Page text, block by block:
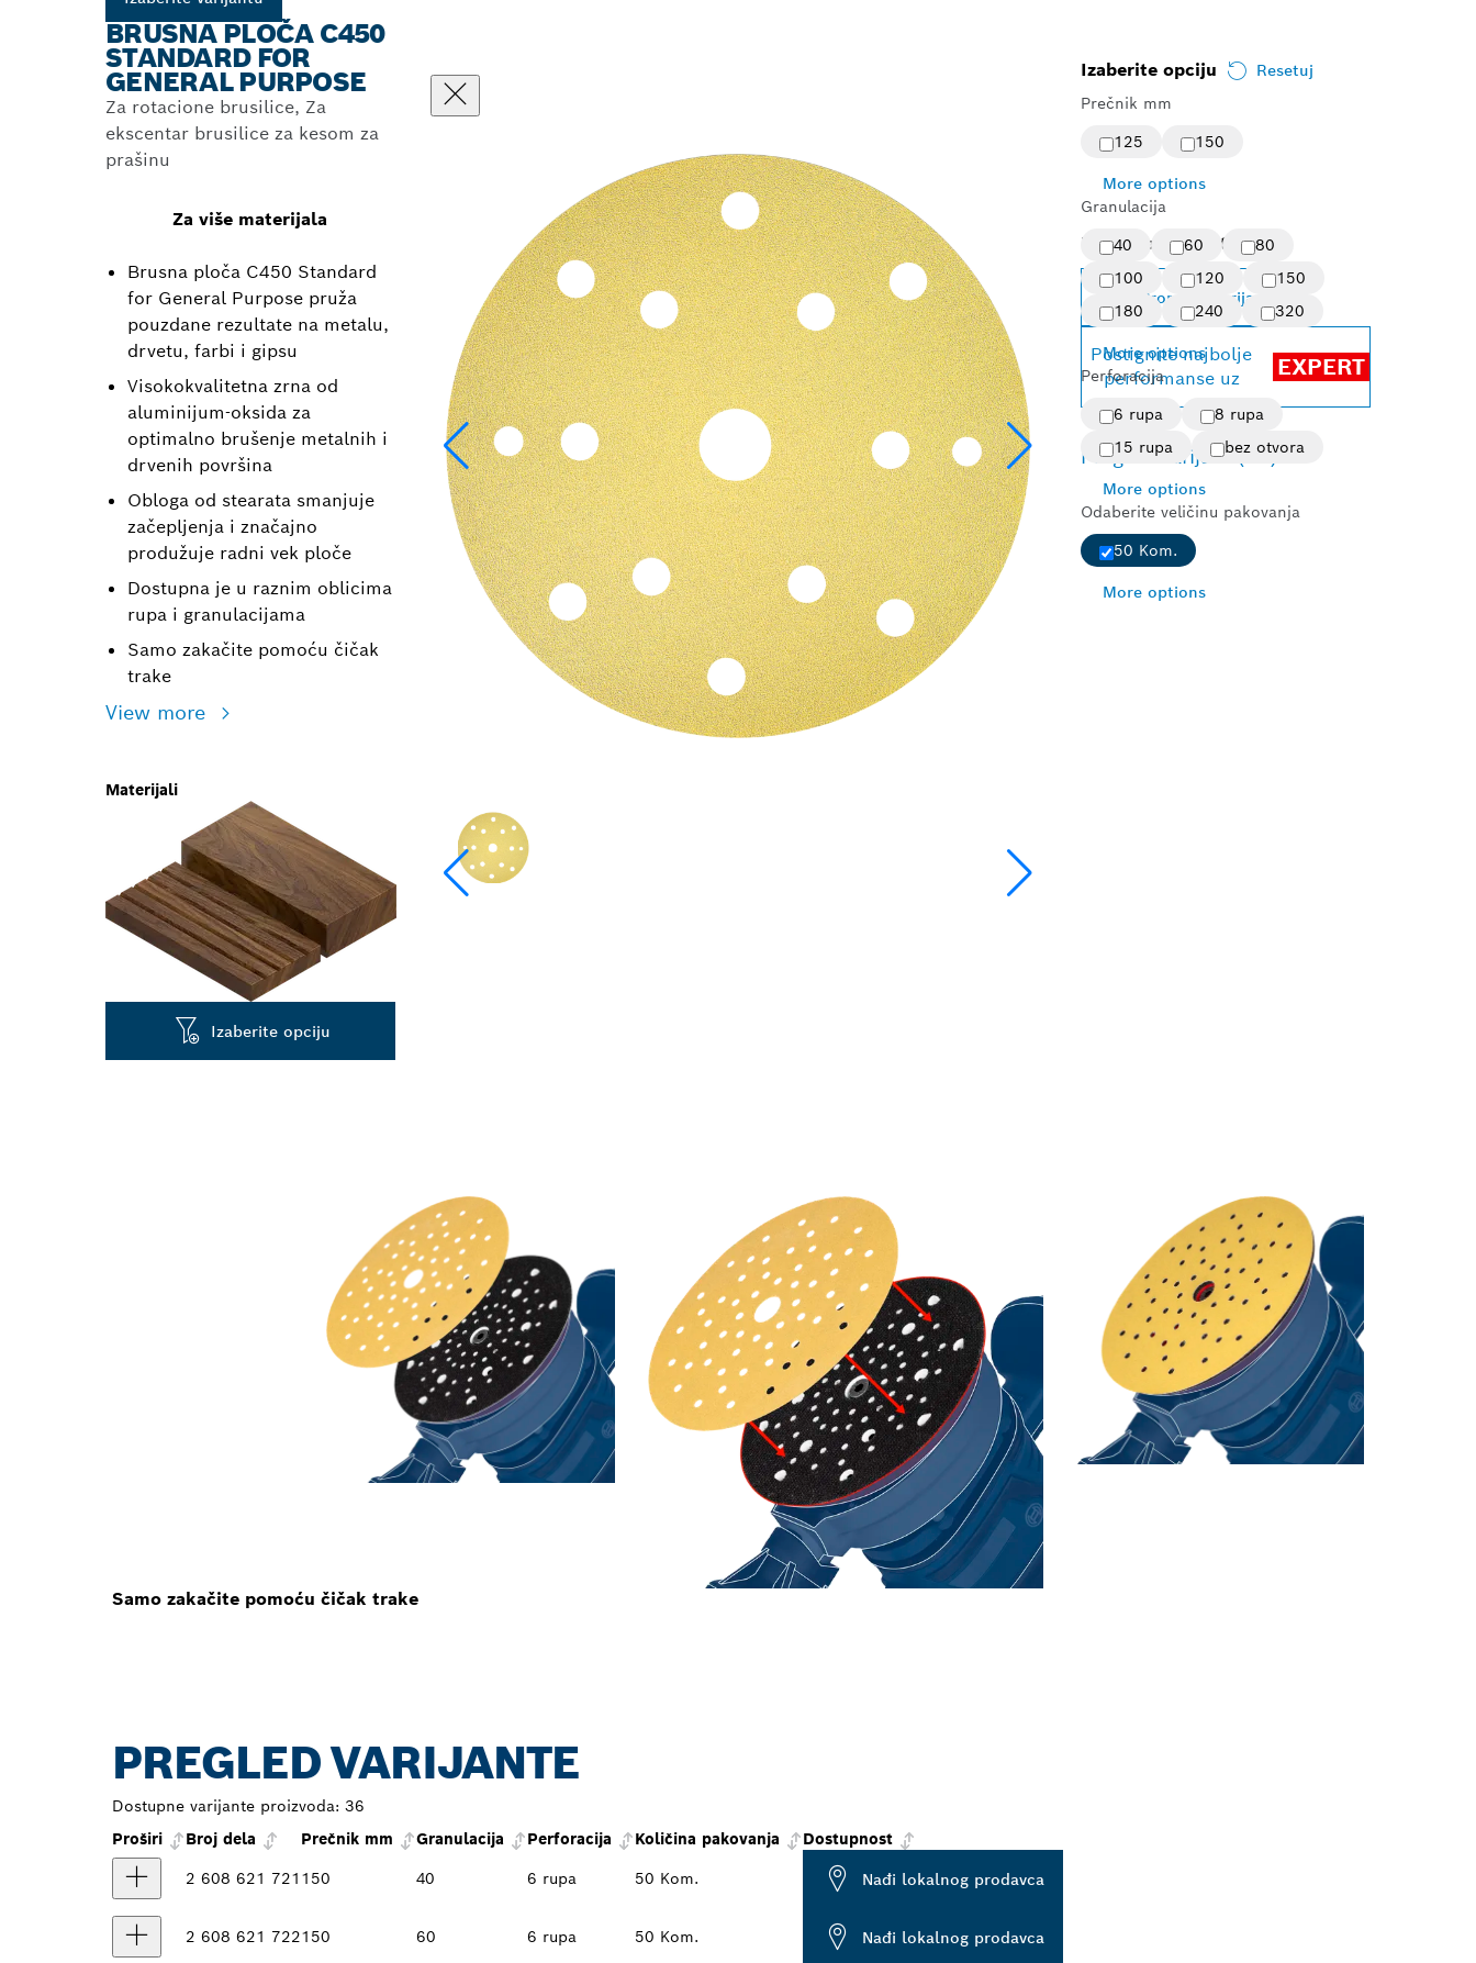
BRUSNA PLOČA C450
STANDARD FOR
GENERAL PURPOSE
Za rotacione brusilice, Za
ekscentar brusilice za kesom za
prašinu
Za više materijala
Brusna ploča C450 Standard
for General Purpose pruža
pouzdane rezultate na metalu,
drvetu, farbi i gipsu
Visokokvalitetna zrna od
aluminijum-oksida za
optimalno brušenje metalnih i
drvenih površina
Obloga od stearata smanjuje
začepljenja i značajno
produžuje radni vek ploče
Dostupna je u raznim oblicima
rupa i granulacijama
Samo zakačite pomoću čičak
trake
View more
Materijali
Izaberite opciju
Izaberite opciju
Resetuj
Prečnik mm
125
150
More options
Granulacija
40
60
80
100
120
150
180
240 320
More options
Perforacija
6 rupa
8 rupa
15 rupa
bez otvora
More options
Odaberite veličinu pakovanja
50 Kom.
More options
Izabrana varijanta
Promena varijante
Postignite najbolje
performanse uz
EXPERT
Pregled varijanti(36)
Samo zakačite pomoću čičak trake
PREGLED VARIJANTE
Dostupne varijante proizvoda: 36
Proširi
Broj dela Prečnik mm Granulacija Perforacija Količina pakovanja
Dostupnost
2 608 621 721 150 40 6 rupa 50 Kom. Nađi lokalnog prodavca
2 608 621 722150 60 6 rupa 50 Kom. Nađi lokalnog prodavca